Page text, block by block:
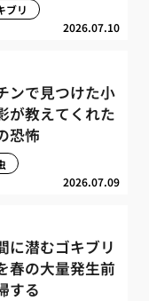
2026.07.10
ブリ
ンで見つけた小
が教えてくれた
恐怖
2026.07.09
に潜むゴキブリ
春の大量発生前
する